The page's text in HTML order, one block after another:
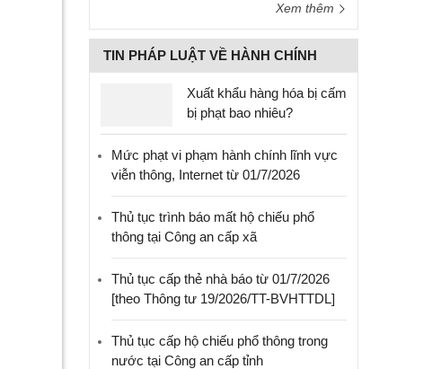
Xem thêm
TIN PHÁP LUẬT VỀ HÀNH CHÍNH
Xuất khẩu hàng hóa bị cấm
bị phạt bao nhiêu?
Mức phạt vi phạm hành chính lĩnh vực
viễn thông, Internet từ 01/7/2026
Thủ tục trình báo mất hộ chiếu phổ
thông tại Công an cấp xã
Thủ tục cấp thẻ nhà báo từ 01/7/2026
[theo Thông tư 19/2026/TT-BVHTTDL]
Thủ tục cấp hộ chiếu phổ thông trong
nước tại Công an cấp tỉnh